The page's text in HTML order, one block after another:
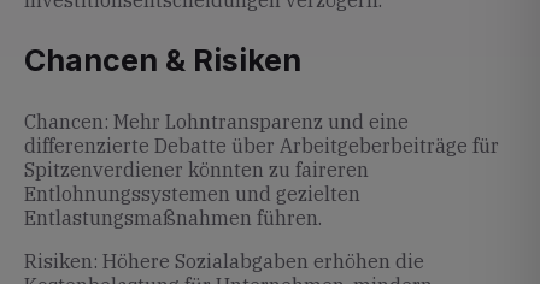
Chancen & Risiken
Chancen: Mehr Lohntransparenz und eine
differenzierte Debatte über Arbeitgeberbeiträge für
Spitzenverdiener könnten zu faireren
Entlohnungssystemen und gezielten
Entlastungsmaßnahmen führen.
Risiken: Höhere Sozialabgaben erhöhen die